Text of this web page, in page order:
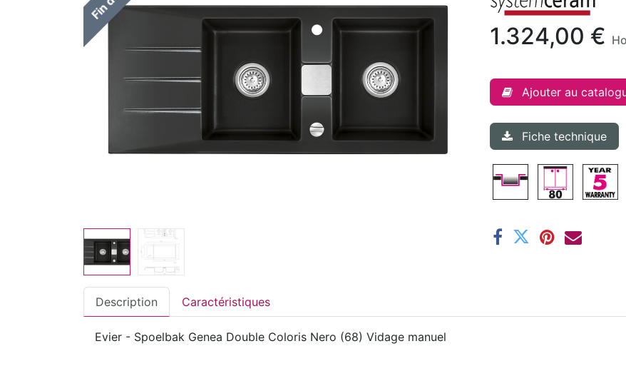
1.324,00 €
Ajouter au
Fiche technique
Description Caractéristiques
Evier - Spoelbak Genea Double Coloris Nero (68) Vidage manuel